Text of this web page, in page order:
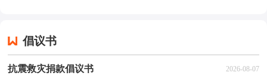
倡议书
抗震救灾捐款倡议书 2026-08-07